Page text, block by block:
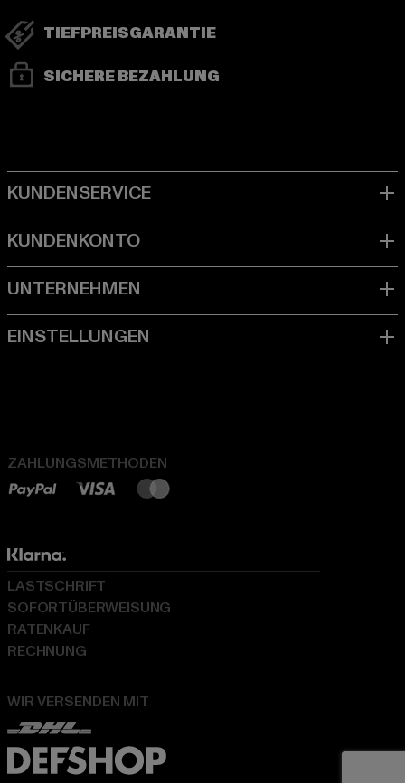
TIEFPREISGARANTIE
SICHERE BEZAHLUNG
ZAHLUNGSMETHODEN
WIR VERSENDEN MIT
LASTSCHRIFT
SOFORTÜBERWEISUNG
RATENKAUF
RECHNUNG